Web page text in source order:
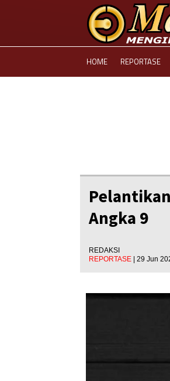
HOME REPORTASE
Angka 9
REDAKSI
REPORTASE | 29 Jun